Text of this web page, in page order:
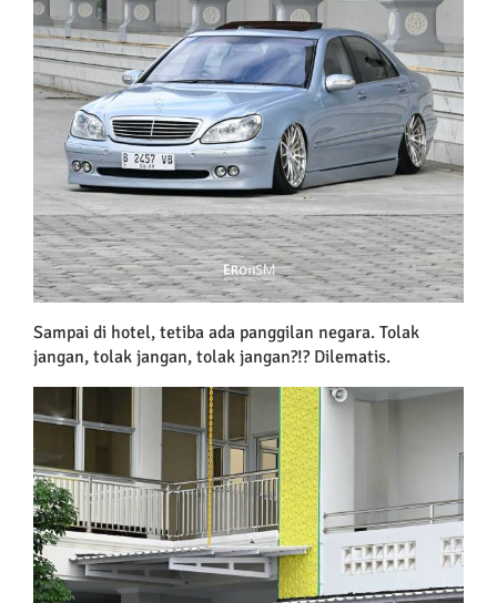
Sampai di hotel, tetiba ada panggilan negara. Tolak
jangan, tolak jangan, tolak jangan?!? Dilematis.